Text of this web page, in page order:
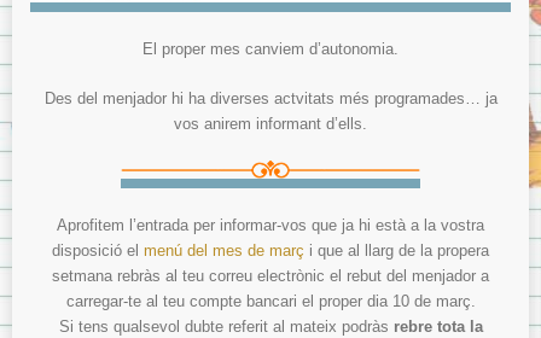
El proper mes canviem d’autonomia.
Des del menjador hi ha diverses actvitats més programades… ja
vos anirem informant d’ells.
Aprofitem l’entrada per informar-vos que ja hi està a la vostra
disposició el menú del mes de març i que al llarg de la propera
setmana rebràs al teu correu electrònic el rebut del menjador a
carregar-te al teu compte bancari el proper dia 10 de març.
Si tens qualsevol dubte referit al mateix podràs rebre tota la